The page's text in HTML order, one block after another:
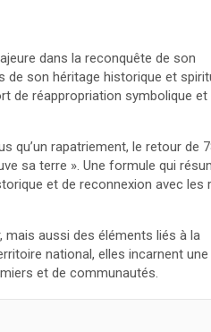
dans la reconquête de son
de son héritage historique et
de réappropriation symbolique et
qu’un rapatriement, le retour de
sa terre ». Une formule qui
et de reconnexion avec les
aussi des éléments liés à la
national, elles incarnent une
et de communautés.